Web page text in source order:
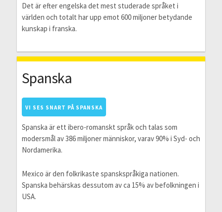
Det är efter engelska det mest studerade språket i
världen och totalt har upp emot 600 miljoner betydande
kunskap i franska.
Spanska
VI SES SNART PÅ SPANSKA
Spanska är ett ibero-romanskt språk och talas som
modersmål av 386 miljoner människor, varav 90% i Syd- och
Nordamerika.
Mexico är den folkrikaste spanskspråkiga nationen.
Spanska behärskas dessutom av ca 15% av befolkningen i
USA.